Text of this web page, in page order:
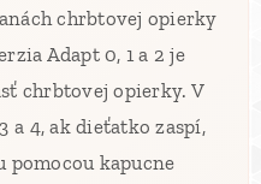
chrbtovej opierky
Adapt 0, 1 a 2 je
chrbtovej opierky. V
a 4, ak dieťatko zaspí,
pomocou kapucne